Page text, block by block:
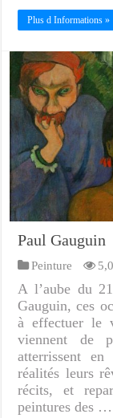
Plus d Informations »
Paul Gauguin
Peinture
A l’aube du
Gauguin, ces
à effectuer le
viennent de
atterrissent
réalités leurs
récits, et
peintures des …